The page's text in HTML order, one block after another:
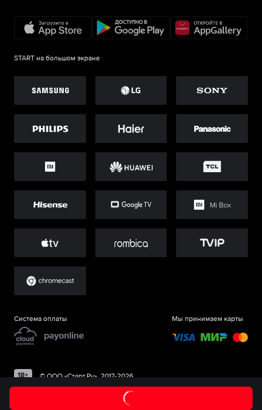
START на большом экране
Система оплаты Мы принимаем карты
©ООО «Старт.Ру», 2017-2026